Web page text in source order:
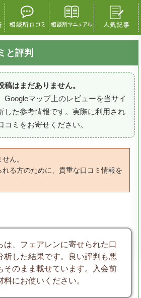
と評判
はまだありません。
Googleマップ上のレビューを当サイ
した参考情報です。実際に利用され
ミをお寄せください。
ん。
れる方のために、貴重な口コミ情報を
は、フェアレンに寄せられた口
析した結果です。良い評判も悪
そのまま載せています。入会前
料にお使いください。